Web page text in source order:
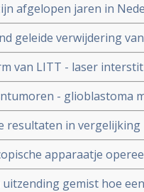
afgelopen jaren in
van operatieve
geleide verwijdering
acid wordt
geleide operatie
van LITT - laser
techniek voor
- glioblastoma
- geeft verdubbeling
in vergelijking
bij laaggradige
apparaatje
weghalen
gemist hoe